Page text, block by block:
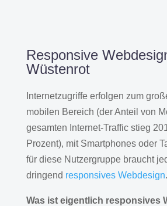
Responsive
Wüstenrot
Internetzugriffe erfolgen zum
mobilen Bereich (der Anteil von
gesamten Internet-Traffic stieg
Prozent), mit Smartphones oder
für diese Nutzergruppe braucht
dringend responsives Webdesign.
Was ist eigentlich responsives